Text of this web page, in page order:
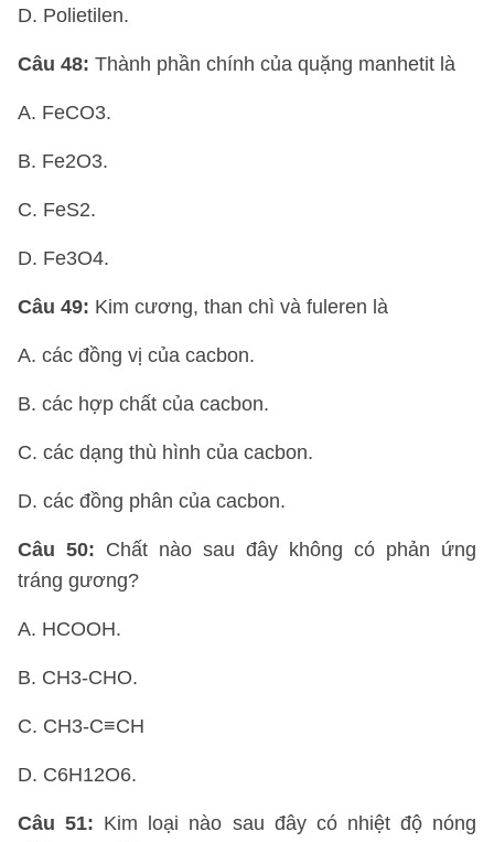
D. Polietilen.
Câu 48: Thành phần chính của quặng manhetit là
A. FeCO3.
B. Fe2O3.
C. FeS2.
D. Fe3O4.
Câu 49: Kim cương, than chì và fuleren là
A. các đồng vị của cacbon.
B. các hợp chất của cacbon.
C. các dạng thù hình của cacbon.
D. các đồng phân của cacbon.
Câu 50: Chất nào sau đây không có phản ứng
tráng gương?
A. HCOOH.
B. CH3-CHO.
C. CH3-C≡CH
D. C6H12O6.
Câu 51: Kim loại nào sau đây có nhiệt độ nóng